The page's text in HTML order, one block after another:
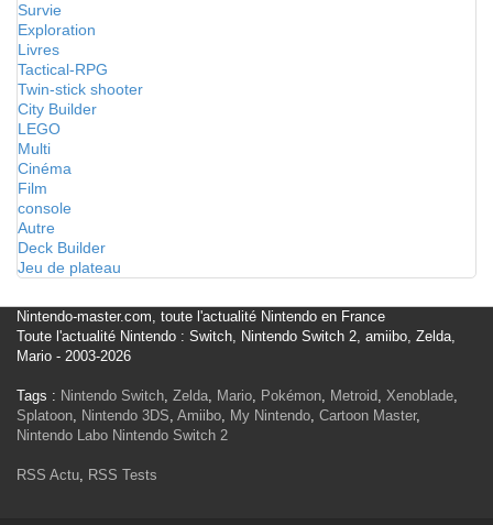
Survie
Exploration
Livres
Tactical-RPG
Twin-stick shooter
City Builder
LEGO
Multi
Cinéma
Film
console
Autre
Deck Builder
Jeu de plateau
Nintendo-master.com, toute l'actualité Nintendo en France
Toute l'actualité Nintendo : Switch, Nintendo Switch 2, amiibo, Zelda,
Mario - 2003-2026
Tags : Nintendo Switch, Zelda, Mario, Pokémon, Metroid, Xenoblade,
Splatoon, Nintendo 3DS, Amiibo, My Nintendo, Cartoon Master,
Nintendo Labo Nintendo Switch 2
RSS Actu, RSS Tests